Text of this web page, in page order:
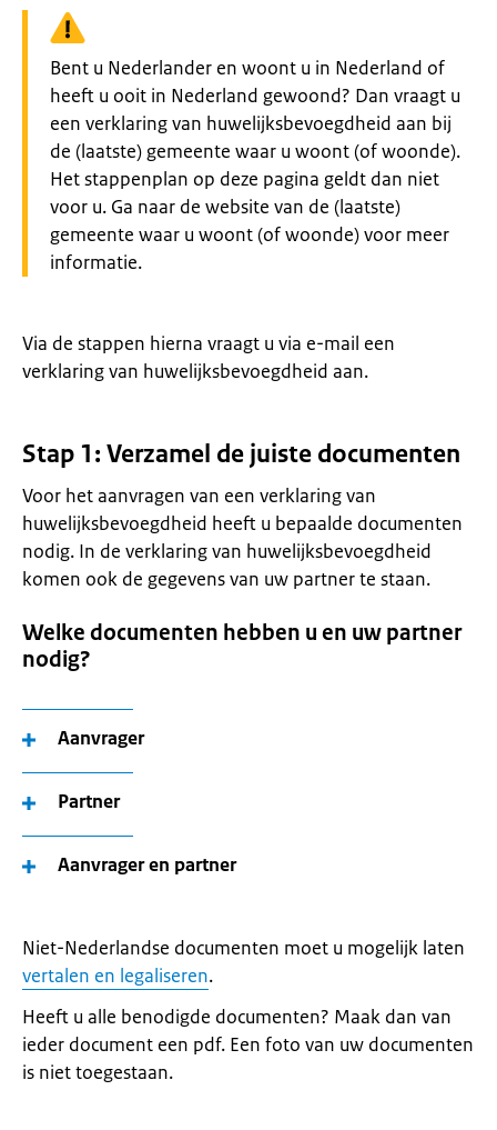
Waarschuwing:
Bent u Nederlander en woont u in Nederland of
heeft u ooit in Nederland gewoond? Dan vraagt u
een verklaring van huwelijksbevoegdheid aan bij
de (laatste) gemeente waar u woont (of woonde).
Het stappenplan op deze pagina geldt dan niet
voor u. Ga naar de website van de (laatste)
gemeente waar u woont (of woonde) voor meer
informatie.
Via de stappen hierna vraagt u via e-mail een
verklaring van huwelijksbevoegdheid aan.
Stap 1: Verzamel de juiste documenten
Voor het aanvragen van een verklaring van
huwelijksbevoegdheid heeft u bepaalde documenten
nodig. In de verklaring van huwelijksbevoegdheid
komen ook de gegevens van uw partner te staan.
Welke documenten hebben u en uw partner
nodig?
Aanvrager
Partner
Aanvrager en partner
Niet-Nederlandse documenten moet u mogelijk laten
vertalen en legaliseren.
Heeft u alle benodigde documenten? Maak dan van
ieder document een pdf. Een foto van uw documenten
is niet toegestaan.